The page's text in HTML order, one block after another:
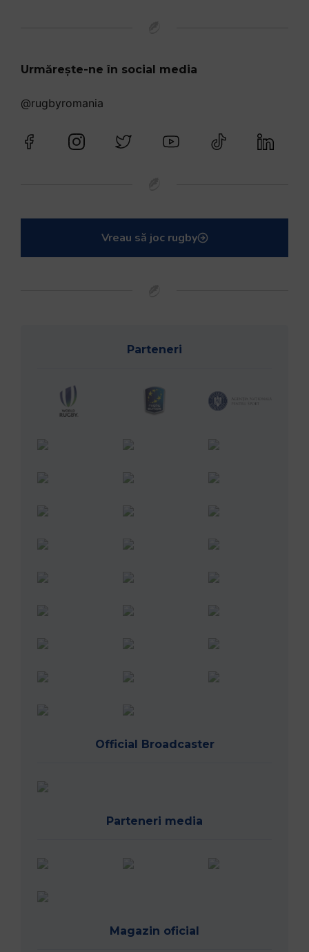
Urmărește-ne în social media
@rugbyromania
Vreau să joc rugby
Parteneri
Official Broadcaster
Parteneri media
Magazin oficial